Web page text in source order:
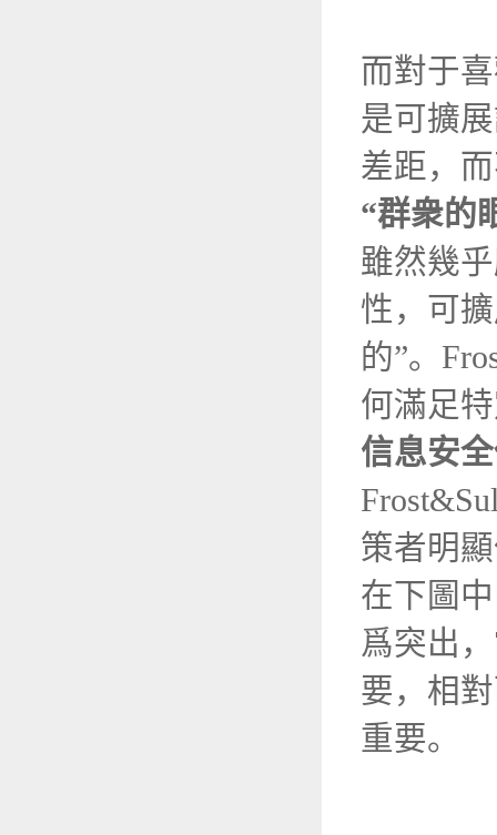
而對于
是可擴
差距，
“群衆的
雖然幾
性，可
的”。
何滿足
信息安
策者明
在下圖
爲突出
要，相
重要。